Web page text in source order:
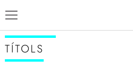
TÍTOLS